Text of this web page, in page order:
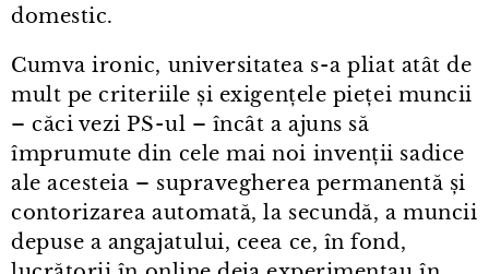
domestic.
Cumva ironic, universitatea s⁠-⁠a pliat atât de
mult pe criteriile și exigențele pieței muncii
– căci vezi PS⁠-⁠ul – încât a ajuns să
împrumute din cele mai noi invenții sadice
ale acesteia – supravegherea permanentă și
contorizarea automată, la secundă, a muncii
depuse a angajatului, ceea ce, în fond,